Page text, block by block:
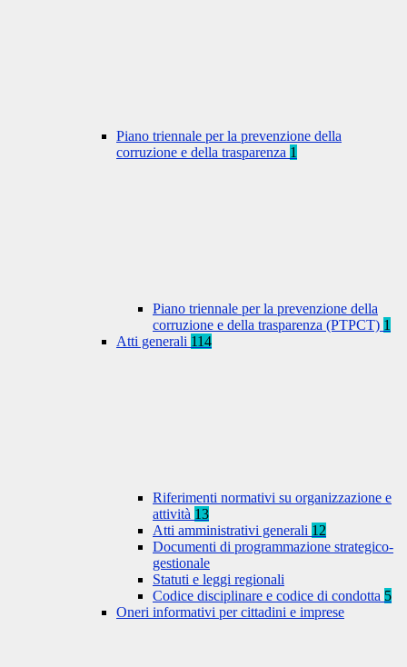
Piano triennale per la prevenzione della
corruzione e della trasparenza 1
Piano triennale per la prevenzione della
corruzione e della trasparenza (PTPCT) 1
Atti generali 114
Riferimenti normativi su organizzazione e
attività 13
Atti amministrativi generali 12
Documenti di programmazione strategico-
gestionale
Statuti e leggi regionali
Codice disciplinare e codice di condotta 5
Oneri informativi per cittadini e imprese